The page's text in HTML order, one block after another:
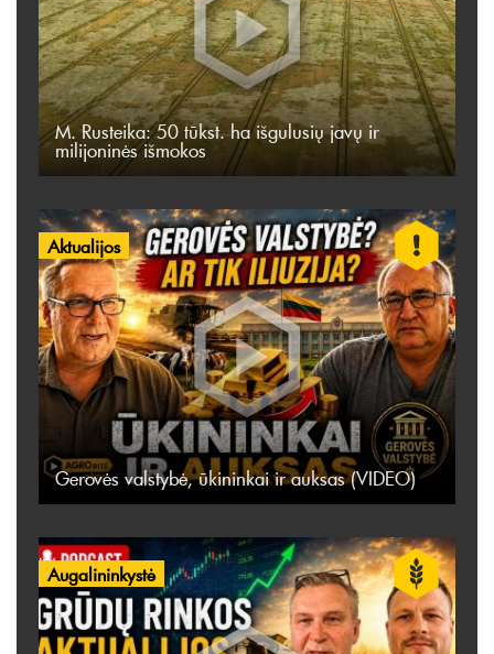
M. Rusteika: 50 tūkst. ha išgulusių javų ir
milijoninės išmokos
Aktualijos
Gerovės valstybė, ūkininkai ir auksas (VIDEO)
Augalininkystė